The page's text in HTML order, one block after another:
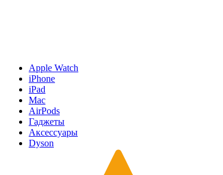
Apple Watch
iPhone
iPad
Mac
AirPods
Гаджеты
Аксессуары
Dyson